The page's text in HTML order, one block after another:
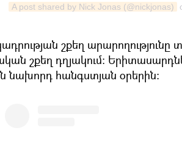
A post shared by Nick Jonas (@nickjonas)
շքեղ արարողությունը
շքեղ դղյակում։
նախորդ հանգստյան օրերին։